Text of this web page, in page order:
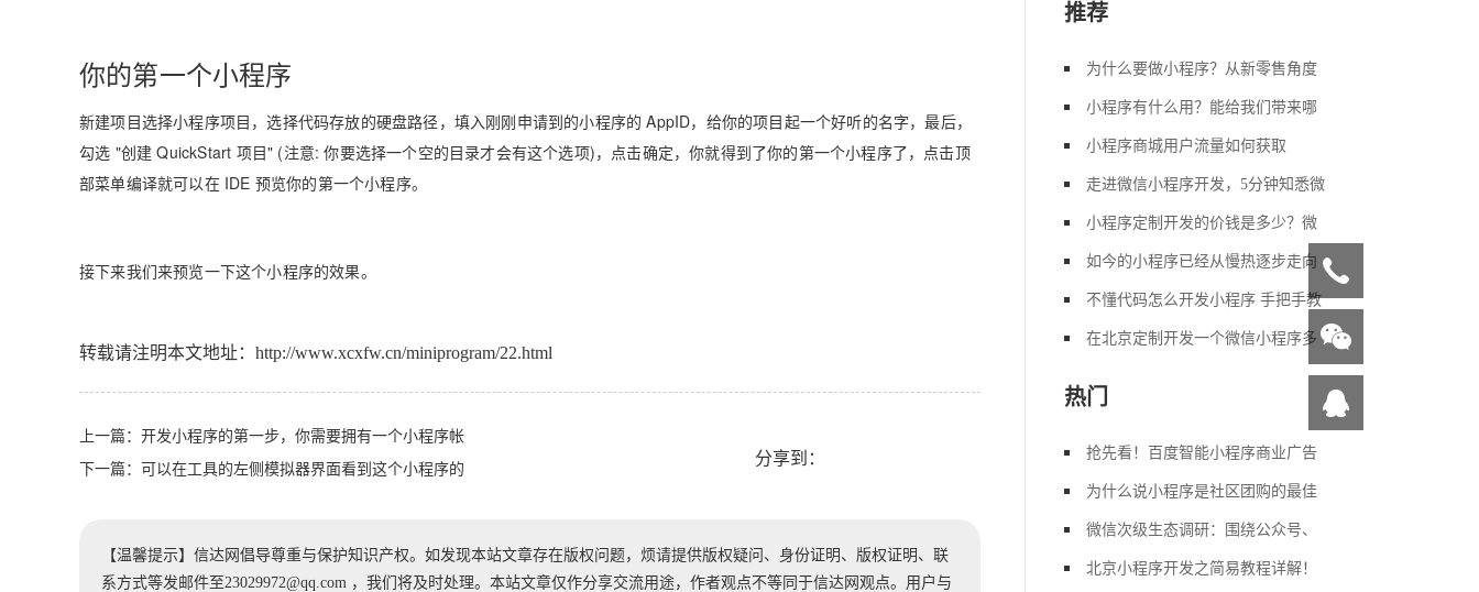
你的第一个小程序
新建项目选择小程序项目，选择代码存放的硬盘路径，填入刚刚申请到的小程序的 AppID，给你的项目起一个好听的名字，最后，
勾选 "创建 QuickStart 项目" (注意: 你要选择一个空的目录才会有这个选项)，点击确定，你就得到了你的第一个小程序了，点击顶
部菜单编译就可以在 IDE 预览你的第一个小程序。
接下来我们来预览一下这个小程序的效果。
转载请注明本文地址： http://www.xcxfw.cn/miniprogram/22.html
上一篇： 开发小程序的第一步，你需要拥有一个小程序帐
下一篇：
可以在工具的左侧模拟器界面看到这个小程序的
分享到：
【温馨提示】信达网倡导尊重与保护知识产权。如发现本站文章存在版权问题，烦请提供版权疑问、身份证明、版权证明、联
系方式等发邮件至23029972@qq.com ，我们将及时处理。本站文章仅作分享交流用途，作者观点不等同于信达网观点。用户与
推荐
为什么要做小程序？从新零售角度
小程序有什么用？能给我们带来哪
小程序商城用户流量如何获取
走进微信小程序开发，5分钟知悉微
小程序定制开发的价钱是多少？微
如今的小程序已经从慢热逐步走向
不懂代码怎么开发小程序 手把手教
在北京定制开发一个微信小程序多
热门
抢先看！百度智能小程序商业广告
为什么说小程序是社区团购的最佳
微信次级生态调研：围绕公众号、
北京小程序开发之简易教程详解！